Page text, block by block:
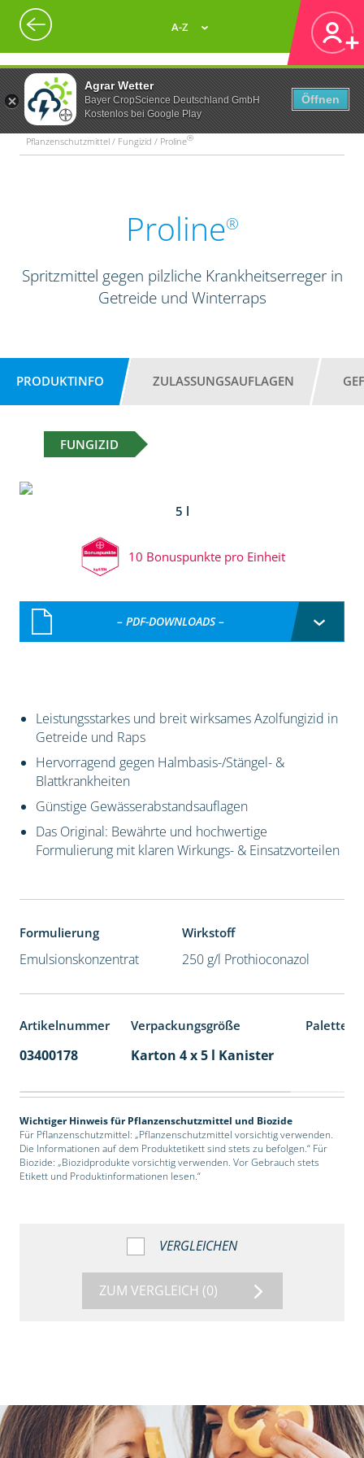
Agrar Wetter
Bayer CropScience Deutschland GmbH
Kostenlos bei Google Play
Öffnen
A-Z
Pflanzenschutzmittel / Fungizid / Proline®
Proline®
Spritzmittel gegen pilzliche Krankheitserreger in
Getreide und Winterraps
PRODUKTINFO ZULASSUNGSAUFLAGEN
FUNGIZID
5 l
10 Bonuspunkte pro Einheit
– PDF-DOWNLOADS –
Leistungsstarkes und breit wirksames Azolfungizid in
Getreide und Raps
Hervorragend gegen Halmbasis-/Stängel- &
Blattkrankheiten
Günstige Gewässerabstandsauflagen
Das Original: Bewährte und hochwertige
Formulierung mit klaren Wirkungs- & Einsatzvorteilen
Formulierung
Emulsionskonzentrat
Wirkstoff
250 g/l Prothioconazol
Artikelnummer Verpackungsgröße
03400178 Karton 4 x 5 l Kanister
Wichtiger Hinweis für Pflanzenschutzmittel und Biozide
Für Pflanzenschutzmittel: „Pflanzenschutzmittel vorsichtig verwenden.
Die Informationen auf dem Produktetikett sind stets zu befolgen.“ Für
Biozide: „Biozidprodukte vorsichtig verwenden. Vor Gebrauch stets
Etikett und Produktinformationen lesen.“
VERGLEICHEN
ZUM VERGLEICH (0)